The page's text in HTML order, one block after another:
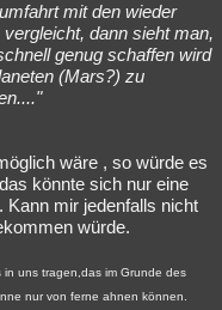
mit den wieder
dann sieht man,
genug schaffen wird
(Mars?) zu
wäre , so würde es
könnte sich nur eine
Kann mir jedenfalls nicht
würde.
uns tragen,das im Grunde des
nur von ferne ahnen können.